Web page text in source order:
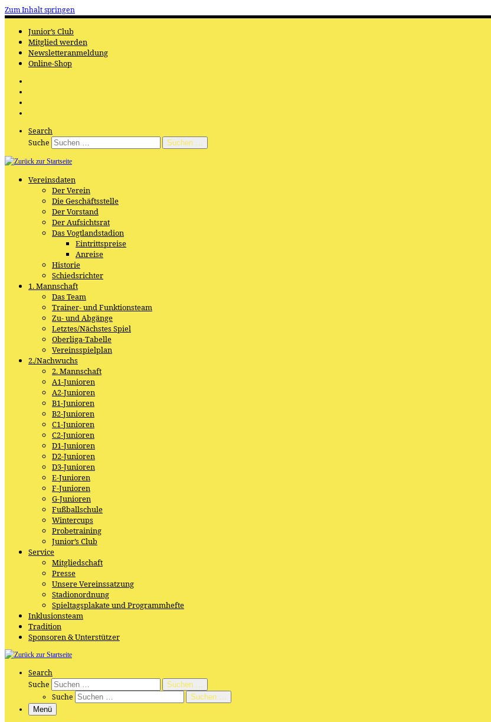
Zum Inhalt springen
Junior’s Club
Mitglied werden
Newsletteranmeldung
Online-Shop
Search
Suche
Suchen …
Vereinsdaten
Der Verein
Die Geschäftsstelle
Der Vorstand
Der Aufsichtsrat
Das Vogtlandstadion
Eintrittspreise
Anreise
Historie
Schiedsrichter
1. Mannschaft
Das Team
Trainer- und Funktionsteam
Zu- und Abgänge
Letztes/Nächstes Spiel
Oberliga-Tabelle
Vereinsspielplan
2./Nachwuchs
2. Mannschaft
A1-Junioren
A2-Junioren
B1-Junioren
B2-Junioren
C1-Junioren
C2-Junioren
D1-Junioren
D2-Junioren
D3-Junioren
E-Junioren
F-Junioren
G-Junioren
Fußballschule
Wintercups
Probetraining
Junior’s Club
Service
Mitgliedschaft
Presse
Unsere Vereinssatzung
Stadionordnung
Spieltagsplakate und Programmhefte
Inklusionsteam
Tradition
Sponsoren & Unterstützer
Search
Suche
Suchen …
Suche
Suchen …
Menü